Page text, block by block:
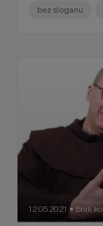
bez sloganu
12.05.2021 ● Brak